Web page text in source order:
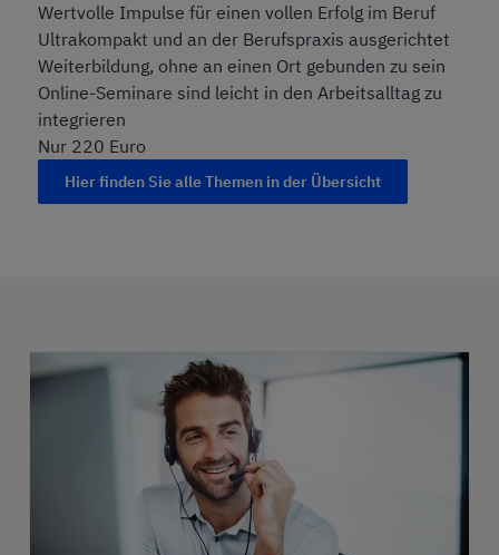
Wertvolle Impulse für einen vollen Erfolg im Beruf
Ultrakompakt und an der Berufspraxis ausgerichtet
Weiterbildung, ohne an einen Ort gebunden zu sein
Online-Seminare sind leicht in den Arbeitsalltag zu
integrieren
Nur 220 Euro
Hier finden Sie alle Themen in der Übersicht